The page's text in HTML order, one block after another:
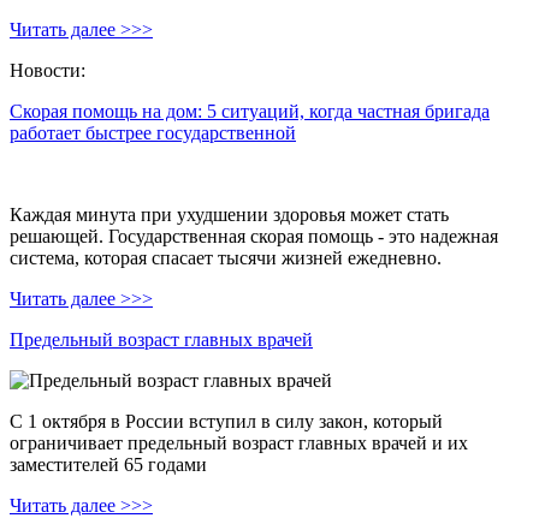
Читать далее >>>
Новости:
Скорая помощь на дом: 5 ситуаций, когда частная бригада
работает быстрее государственной
Каждая минута при ухудшении здоровья может стать
решающей. Государственная скорая помощь - это надежная
система, которая спасает тысячи жизней ежедневно.
Читать далее >>>
Предельный возраст главных врачей
С 1 октября в России вступил в силу закон, который
ограничивает предельный возраст главных врачей и их
заместителей 65 годами
Читать далее >>>